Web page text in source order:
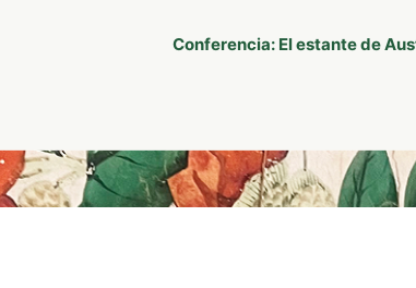
Conferencia: El estante de